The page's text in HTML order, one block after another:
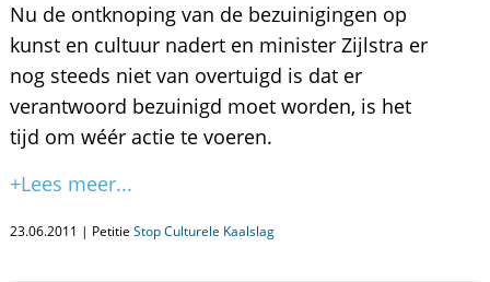
Nu de ontknoping van de bezuinigingen op
kunst en cultuur nadert en minister Zijlstra er
nog steeds niet van overtuigd is dat er
verantwoord bezuinigd moet worden, is het
tijd om wéér actie te voeren.
+Lees meer...
23.06.2011 | Petitie Stop Culturele Kaalslag